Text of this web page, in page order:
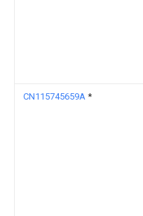
CN115745659A *